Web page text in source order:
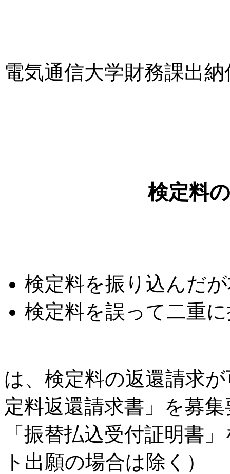
電気通信大学財務課出納
検定料
検定料を振り込んだ
検定料を誤って二重
は、検定料の返還請求
定料返還請求書」を募
「振替払込受付証明書
ト出願の場合は除く）